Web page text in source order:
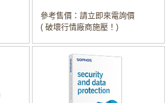
參考售價：請立即來電詢價
( 破壞行情廠商施壓！)